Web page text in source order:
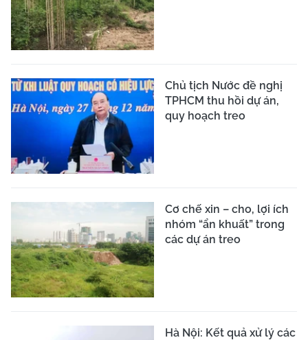
Chủ tịch Nước đề nghị
TPHCM thu hồi dự án,
quy hoạch treo
Cơ chế xin – cho, lợi ích
nhóm “ẩn khuất” trong
các dự án treo
Hà Nội: Kết quả xử lý các